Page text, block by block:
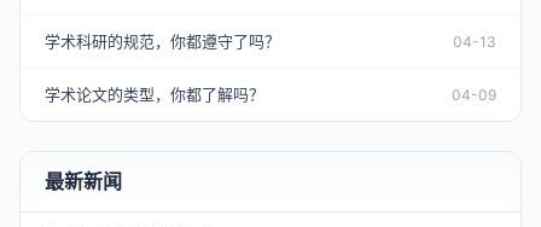
学术科研的规范，你都遵守了吗？ 04-13
学术论文的类型，你都了解吗？ 04-09
最新新闻